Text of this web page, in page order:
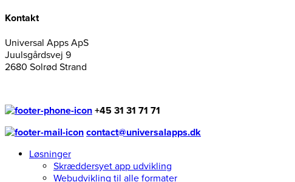
Kontakt
Universal Apps ApS
Juulsgårdsvej 9
2680 Solrød Strand
+45 31 31 71 71
contact@universalapps.dk
Løsninger
Skræddersyet app udvikling
Webudvikling til alle formater